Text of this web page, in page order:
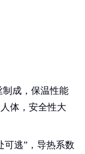
制成，保温性能
体，安全性大
可逃”，导热系数